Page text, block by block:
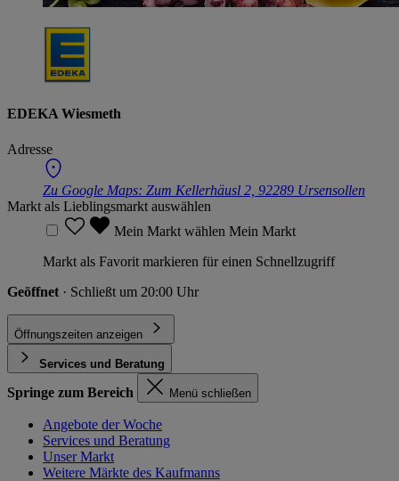
EDEKA Wiesmeth
Adresse
Zu Google Maps: Zum Kellerhäusl 2, 92289 Ursensollen
Markt als Lieblingsmarkt auswählen
Mein Markt wählen Mein Markt
Markt als Favorit markieren für einen Schnellzugriff
Geöffnet · Schließt um 20:00 Uhr
Öffnungszeiten anzeigen
Services und Beratung
Springe zum Bereich Menü schließen
Angebote der Woche
Services und Beratung
Unser Markt
Weitere Märkte des Kaufmanns